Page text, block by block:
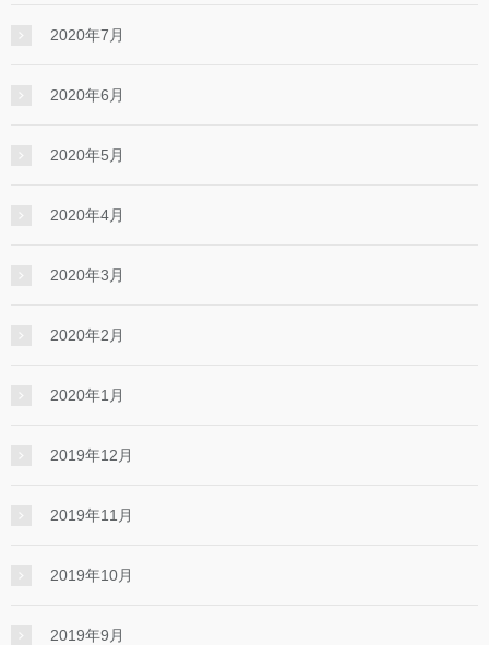
2020年7月
2020年6月
2020年5月
2020年4月
2020年3月
2020年2月
2020年1月
2019年12月
2019年11月
2019年10月
2019年9月